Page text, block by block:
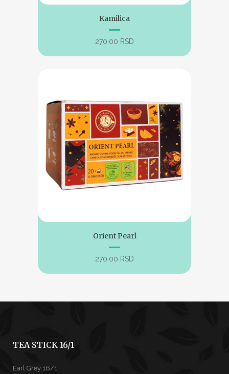
Kamilica
270.00 RSD
Orient Pearl
270.00 RSD
TEA STICK 16/1
Earl Grey 16/1